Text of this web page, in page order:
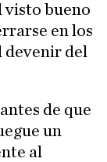
visto bueno
en los
devenir del
de que
un
al